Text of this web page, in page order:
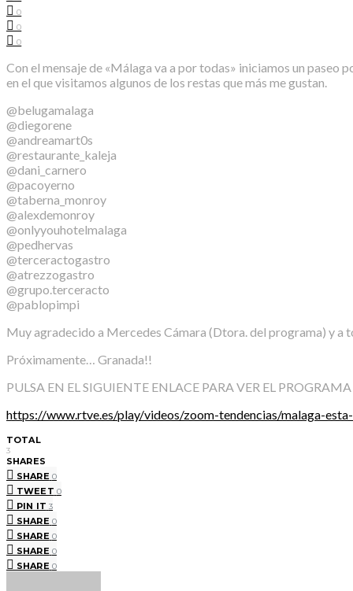
0
0
0
Con el mensaje de «Málaga va a por todas» iniciamos un paseo
en el que visitamos algunos de los restas que más me gustan.
@belugamalaga
@diegorene
@andreamart0s
@restaurante_kaleja
@dani_carnero
@pacoyerno
@taberna_monroy
@alexdemonroy
@onlyyouhotelmalaga
@pedhervas
@terceractogastro
@atrezzogastro
@grupo.terceracto
@pablopimpi
Muy agradecido a Mercedes Cámara (Dtora. del programa) y a
Próximamente… Granada!!
PULSA EN EL SIGUIENTE ENLACE PARA VER EL
https://www.rtve.es/play/videos/zoom-tendencias/malaga-
TOTAL
3
SHARES
SHARE 0
TWEET 0
PIN IT 3
SHARE 0
SHARE 0
SHARE 0
SHARE 0